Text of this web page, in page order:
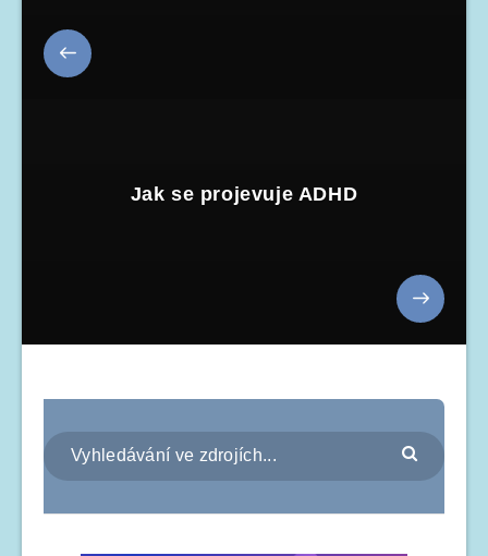
Jak se projevuje ADHD